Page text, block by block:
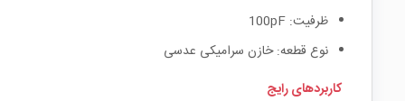
ظرفیت: 100pF
نوع قطعه: خازن سرامیکی عدسی
کاربردهای رایج